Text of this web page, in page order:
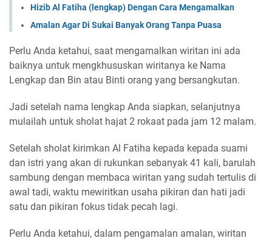
Hizib Al Fatiha (lengkap) Dengan Cara Mengamalkan
Amalan Agar Di Sukai Banyak Orang Tanpa Puasa
Perlu Anda ketahui, saat mengamalkan wiritan ini ada
baiknya untuk mengkhususkan wiritanya ke Nama
Lengkap dan Bin atau Binti orang yang bersangkutan.
Jadi setelah nama lengkap Anda siapkan, selanjutnya
mulailah untuk sholat hajat 2 rokaat pada jam 12 malam.
Setelah sholat kirimkan Al Fatiha kepada kepada suami
dan istri yang akan di rukunkan sebanyak 41 kali, barulah
sambung dengan membaca wiritan yang sudah tertulis di
awal tadi, waktu mewiritkan usaha pikiran dan hati jadi
satu dan pikiran fokus tidak pecah lagi.
Perlu Anda ketahui, dalam pengamalan amalan, wiritan